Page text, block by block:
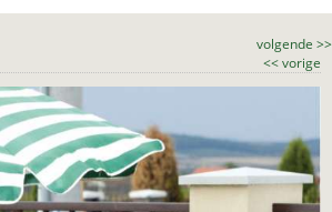
volgende >>
<<vorige